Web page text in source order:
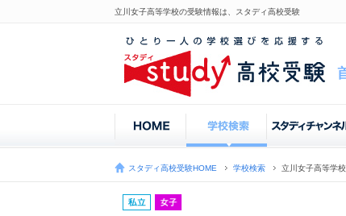
立川女子高等学校の受験情報は、スタディ高校受験
スタディ高校受験HOME 学校検索 立川女子高等学校